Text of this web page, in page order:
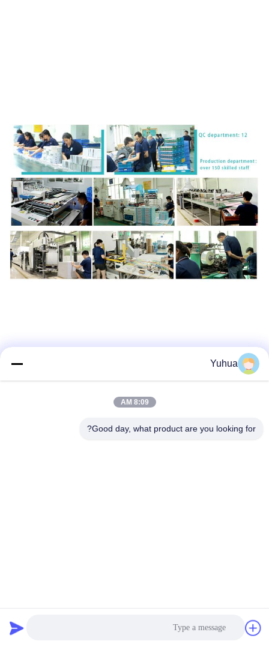
عملية الإنتاج
Yuhua
8:09 AM
Good day, what product are you looking for?